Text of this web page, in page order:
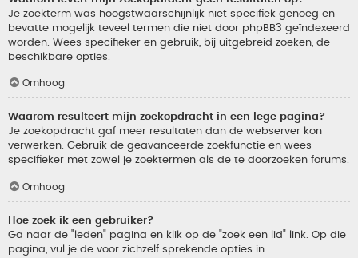
Je zoekterm was hoogstwaarschijnlijk niet specifiek genoeg en
bevatte mogelijk teveel termen die niet door phpBB3 geïndexeerd
worden. Wees specifieker en gebruik, bij uitgebreid zoeken, de
beschikbare opties.
Omhoog
Waarom resulteert mijn zoekopdracht in een lege pagina?
Je zoekopdracht gaf meer resultaten dan de webserver kon
verwerken. Gebruik de geavanceerde zoekfunctie en wees
specifieker met zowel je zoektermen als de te doorzoeken forums.
Omhoog
Hoe zoek ik een gebruiker?
Ga naar de "leden" pagina en klik op de "zoek een lid" link. Op die
pagina, vul je de voor zichzelf sprekende opties in.